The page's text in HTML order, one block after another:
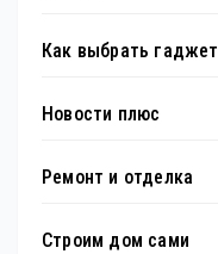
Как выбрать гаджет
Новости плюс
Ремонт и отделка
Строим дом сами